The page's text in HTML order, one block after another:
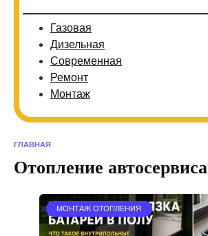
Газовая
Дизельная
Современная
Ремонт
Монтаж
ГЛАВНАЯ
Отопление автосервиса
МОНТАЖ ОТОПЛЕНИЯ